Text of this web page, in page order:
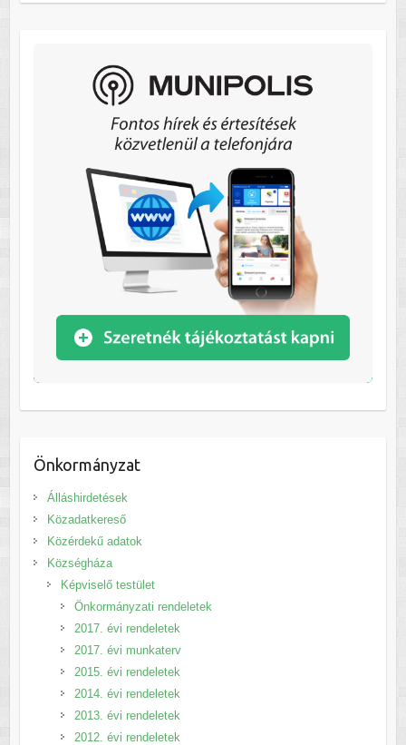
Önkormányzat
Álláshirdetések
Közadatkereső
Közérdekű adatok
Községháza
Képviselő testület
Önkormányzati rendeletek
2017. évi rendeletek
2017. évi munkaterv
2015. évi rendeletek
2014. évi rendeletek
2013. évi rendeletek
2012. évi rendeletek